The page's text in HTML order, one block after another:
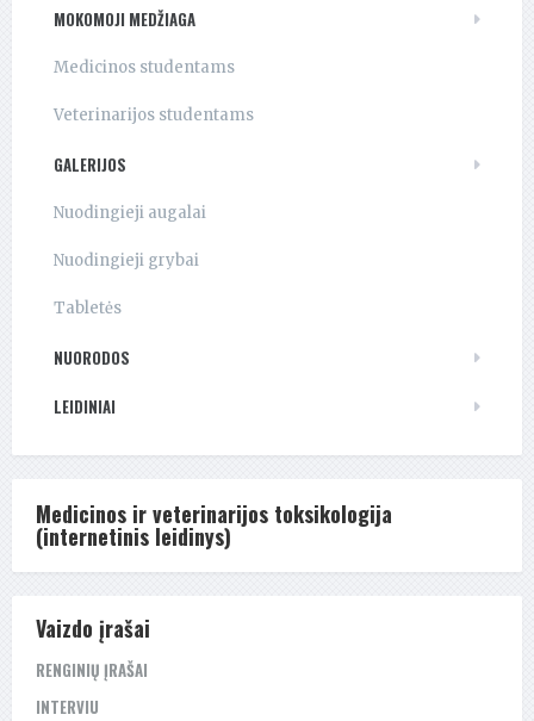
MOKOMOJI MEDŽIAGA
Medicinos studentams
Veterinarijos studentams
GALERIJOS
Nuodingieji augalai
Nuodingieji grybai
Tabletės
NUORODOS
LEIDINIAI
Medicinos ir veterinarijos toksikologija
(internetinis leidinys)
Vaizdo įrašai
RENGINIŲ ĮRAŠAI
INTERVIU